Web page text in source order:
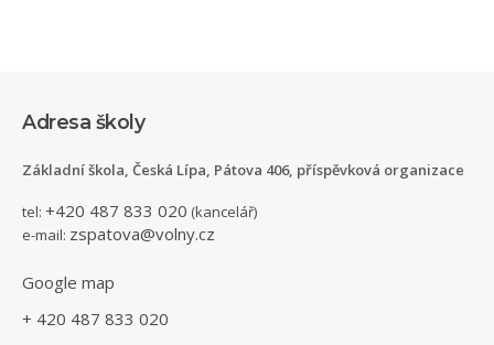
Adresa školy
Základní škola, Česká Lípa, Pátova 406, příspěvková organizace
tel: +420 487 833 020 (kancelář)
e-mail: zspatova@volny.cz
Google map
+ 420 487 833 020